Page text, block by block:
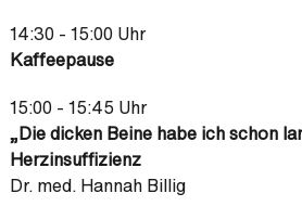
14:30 - 15:00 Uhr
Kaffeepause
15:00 - 15:45 Uhr
„Die dicken Beine habe ich schon
Herzinsuffizienz
Dr. med. Hannah Billig